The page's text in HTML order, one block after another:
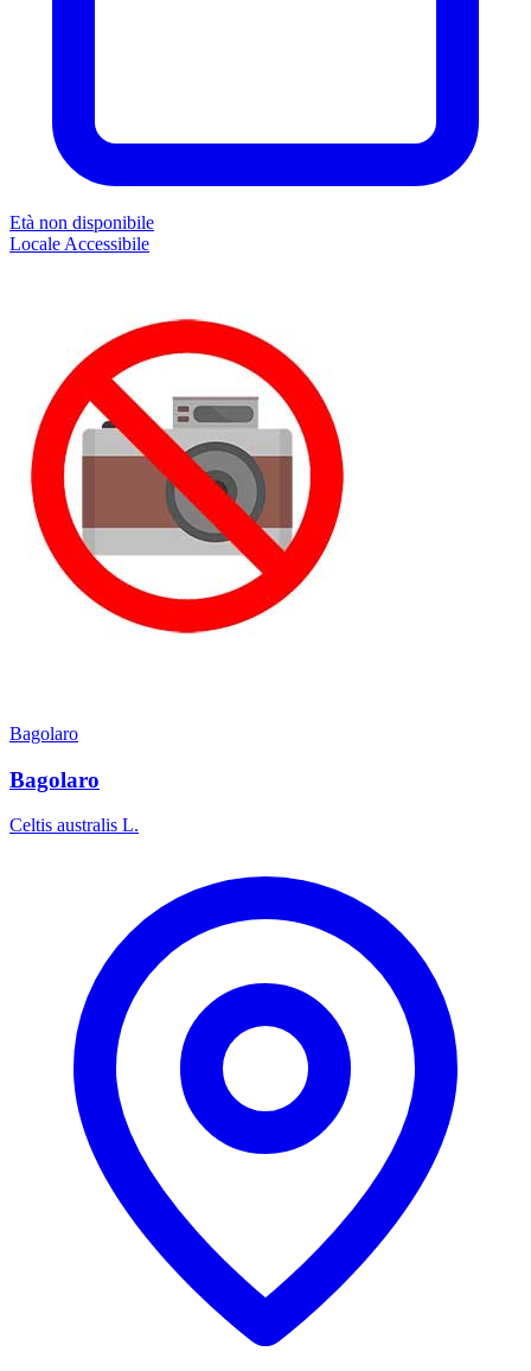
Età non disponibile
Locale Accessibile
Bagolaro
Bagolaro
Celtis australis L.